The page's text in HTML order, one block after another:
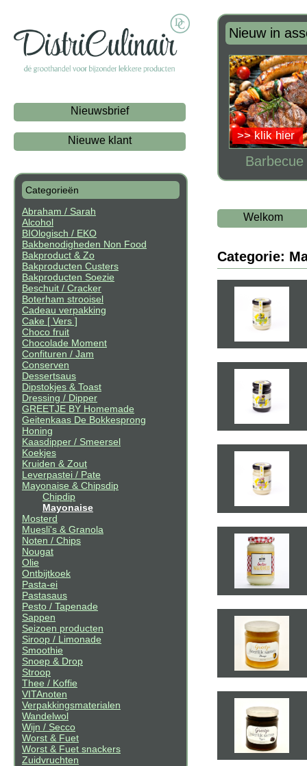
Nieuwsbrief
Nieuwe klant
Categorieën
Abraham / Sarah
Alcohol
BIOlogisch / EKO
Bakbenodigheden Non Food
Bakproduct & Zo
Bakproducten Custers
Bakproducten Soezie
Beschuit / Cracker
Boterham strooisel
Cadeau verpakking
Cake [ Vers ]
Choco fruit
Chocolade Moment
Confituren / Jam
Conserven
Dessertsaus
Dipstokjes & Toast
Dressing / Dipper
GREETJE BY Homemade
Geitenkaas De Bokkesprong
Honing
Kaasdipper / Smeersel
Koekjes
Kruiden & Zout
Leverpastei / Pate
Mayonaise & Chipsdip
Chipdip
Mayonaise
Mosterd
Muesli's & Granola
Noten / Chips
Nougat
Olie
Ontbijtkoek
Pasta-ei
Pastasaus
Pesto / Tapenade
Sappen
Seizoen producten
Siroop / Limonade
Smoothie
Snoep & Drop
Stroop
Thee / Koffie
VITAnoten
Verpakkingsmaterialen
Wandelwol
Wijn / Secco
Worst & Fuet
Worst & Fuet snackers
Zuidvruchten
Nieuw in
>> klik hier
Welkom
Categorie: